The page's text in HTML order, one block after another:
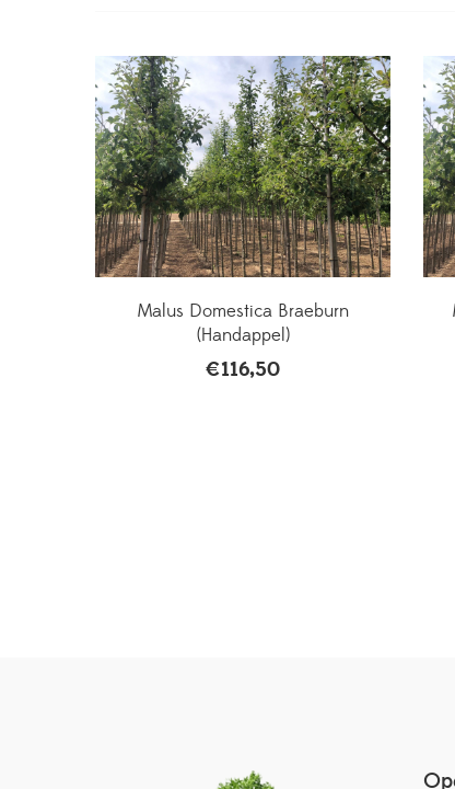
Malus Domestica Braeburn
(Handappel)
€116,50